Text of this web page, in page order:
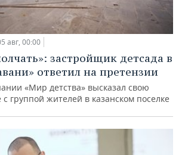
авг, 00:00
застройщик детсада в
ответил на претензии
«Мир детства» высказал свою
группой жителей в казанском поселке